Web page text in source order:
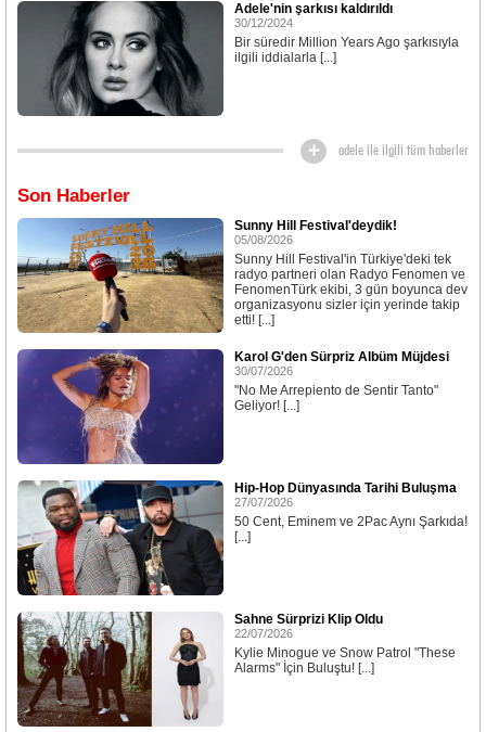
Adele'nin şarkısı kaldırıldı
30/12/2024
Bir süredir Million Years Ago şarkısıyla
ilgili iddialarla [...]
adele ile ilgili tüm haberler
Son Haberler
Sunny Hill Festival'deydik!
05/08/2026
Sunny Hill Festival'in Türkiye'deki tek
radyo partneri olan Radyo Fenomen ve
FenomenTürk ekibi, 3 gün boyunca dev
organizasyonu sizler için yerinde takip
etti! [...]
Karol G'den Sürpriz Albüm Müjdesi
30/07/2026
"No Me Arrepiento de Sentir Tanto"
Geliyor! [...]
Hip-Hop Dünyasında Tarihi Buluşma
27/07/2026
50 Cent, Eminem ve 2Pac Aynı Şarkıda!
[...]
Sahne Sürprizi Klip Oldu
22/07/2026
Kylie Minogue ve Snow Patrol "These
Alarms" İçin Buluştu! [...]